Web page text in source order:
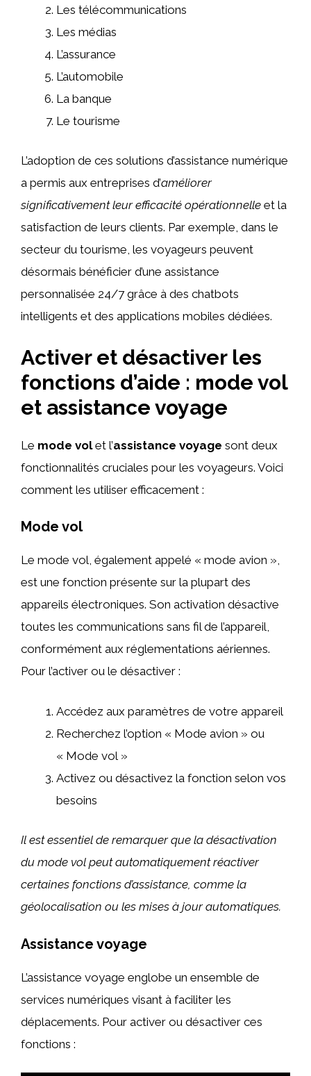
Les télécommunications
Les médias
L’assurance
L’automobile
La banque
Le tourisme
L’adoption de ces solutions d’assistance numérique
a permis aux entreprises d’améliorer
significativement leur efficacité opérationnelle et la
satisfaction de leurs clients. Par exemple, dans le
secteur du tourisme, les voyageurs peuvent
désormais bénéficier d’une assistance
personnalisée 24/7 grâce à des chatbots
intelligents et des applications mobiles dédiées.
Activer et désactiver les
fonctions d’aide : mode vol
et assistance voyage
Le mode volet l’assistance voyage sont deux
fonctionnalités cruciales pour les voyageurs. Voici
comment les utiliser efficacement :
Mode vol
Le mode vol, également appelé « mode avion »,
est une fonction présente sur la plupart des
appareils électroniques. Son activation désactive
toutes les communications sans fil de l’appareil,
conformément aux réglementations aériennes.
Pour l’activer ou le désactiver :
Accédez aux paramètres de votre appareil
Recherchez l’option « Mode avion » ou
« Mode vol »
Activez ou désactivez la fonction selon vos
besoins
Il est essentiel de remarquer que la désactivation
du mode vol peut automatiquement réactiver
certaines fonctions d’assistance, comme la
géolocalisation ou les mises à jour automatiques.
Assistance voyage
L’assistance voyage englobe un ensemble de
services numériques visant à faciliter les
déplacements. Pour activer ou désactiver ces
fonctions :